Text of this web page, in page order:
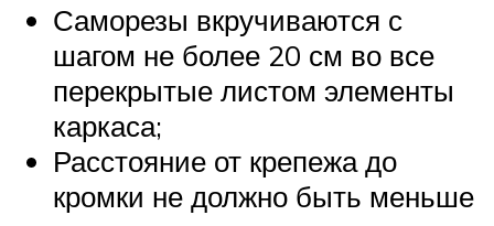
Саморезы вкручиваются с
шагом не более 20 см во все
перекрытые листом элементы
каркаса;
Расстояние от крепежа до
кромки не должно быть меньше